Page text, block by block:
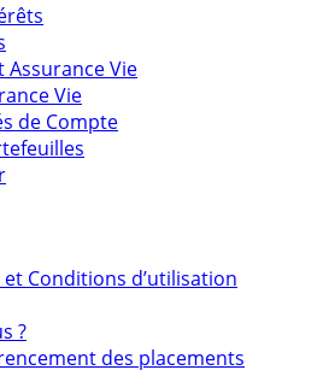
Assurance Vie
Vie
de Compte
Conditions d’utilisation
?
des placements